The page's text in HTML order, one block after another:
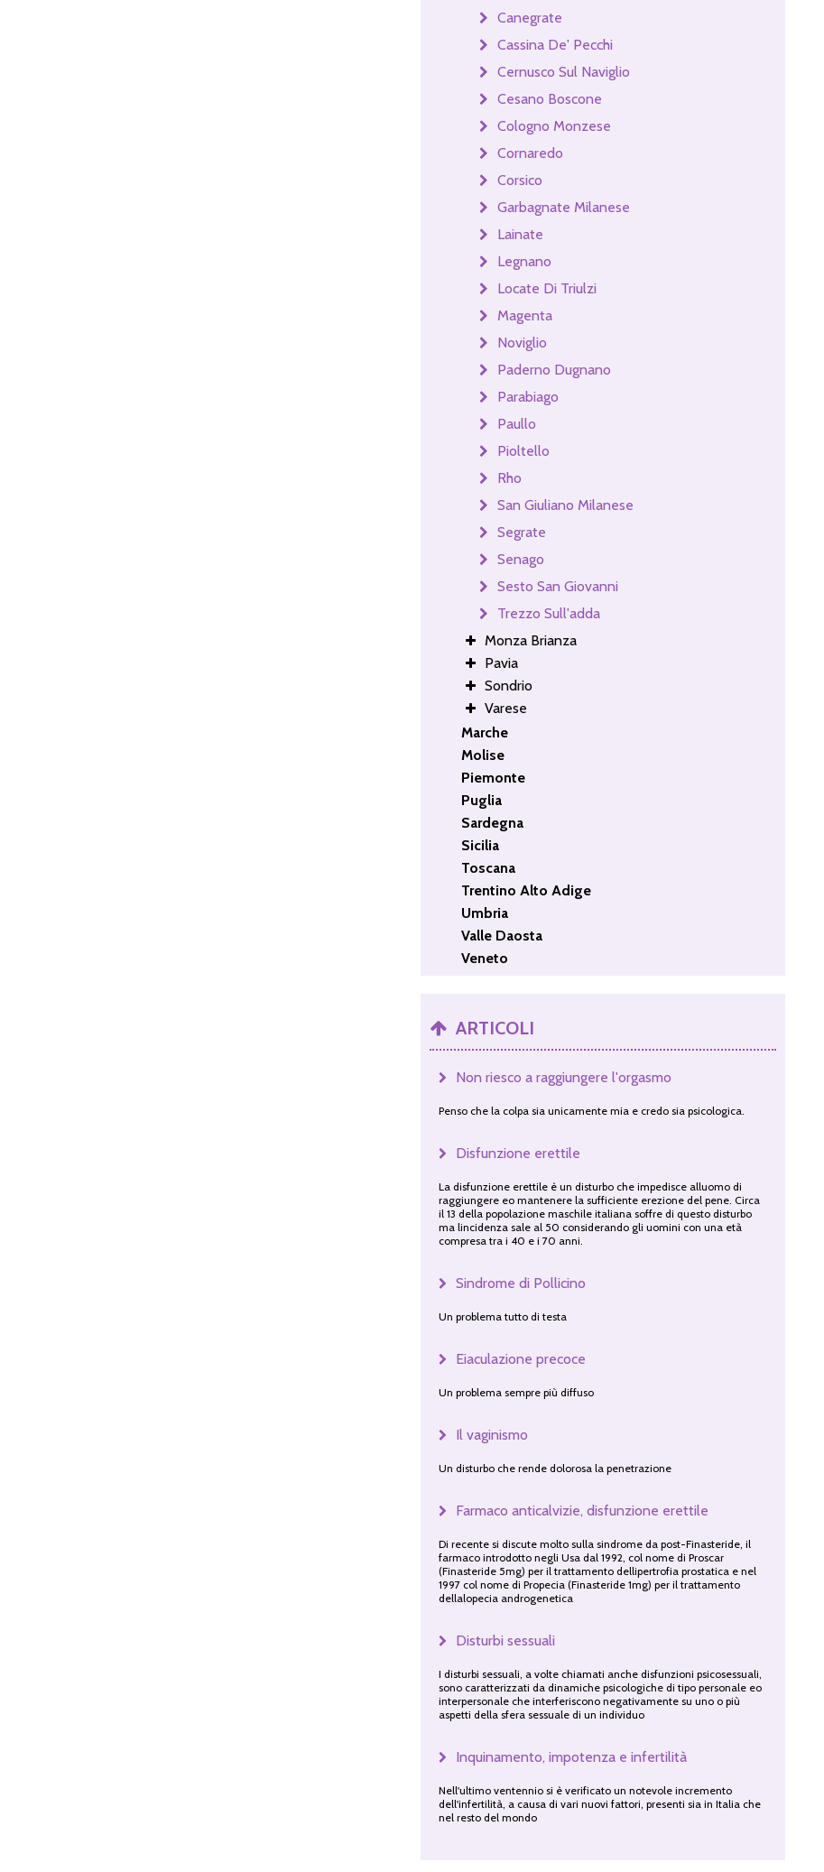
Canegrate
Cassina De' Pecchi
Cernusco Sul Naviglio
Cesano Boscone
Cologno Monzese
Cornaredo
Corsico
Garbagnate Milanese
Lainate
Legnano
Locate Di Triulzi
Magenta
Noviglio
Paderno Dugnano
Parabiago
Paullo
Pioltello
Rho
San Giuliano Milanese
Segrate
Senago
Sesto San Giovanni
Trezzo Sull'adda
Monza Brianza
Pavia
Sondrio
Varese
Marche
Molise
Piemonte
Puglia
Sardegna
Sicilia
Toscana
Trentino Alto Adige
Umbria
Valle Daosta
Veneto
ARTICOLI
Non riesco a raggiungere l'orgasmo
Penso che la colpa sia unicamente mia e credo sia psicologica.
Disfunzione erettile
La disfunzione erettile è un disturbo che impedisce alluomo di
raggiungere eo mantenere la sufficiente erezione del pene. Circa
il 13 della popolazione maschile italiana soffre di questo disturbo
ma lincidenza sale al 50 considerando gli uomini con una età
compresa tra i 40 e i 70 anni.
Sindrome di Pollicino
Un problema tutto di testa
Eiaculazione precoce
Un problema sempre più diffuso
Il vaginismo
Un disturbo che rende dolorosa la penetrazione
Farmaco anticalvizie, disfunzione erettile
Di recente si discute molto sulla sindrome da post-Finasteride, il
farmaco introdotto negli Usa dal 1992, col nome di Proscar
(Finasteride 5mg) per il trattamento dellipertrofia prostatica e nel
1997 col nome di Propecia (Finasteride 1mg) per il trattamento
dellalopecia androgenetica
Disturbi sessuali
I disturbi sessuali, a volte chiamati anche disfunzioni psicosessuali,
sono caratterizzati da dinamiche psicologiche di tipo personale eo
interpersonale che interferiscono negativamente su uno o più
aspetti della sfera sessuale di un individuo
Inquinamento, impotenza e infertilità
Nell'ultimo ventennio si è verificato un notevole incremento
dell'infertilità, a causa di vari nuovi fattori, presenti sia in Italia che
nel resto del mondo